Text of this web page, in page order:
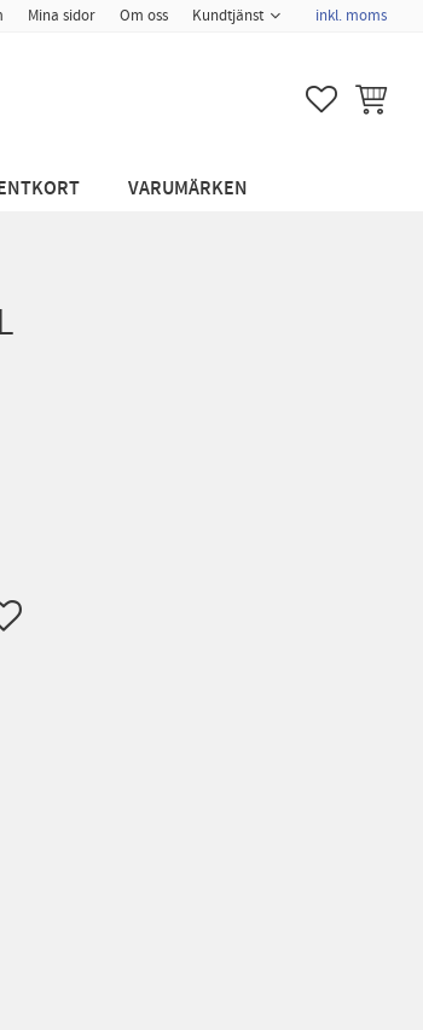
Mina sidor Om oss Kundtjänst inkl. moms
FAVORITER
VARUMÄRKEN
till i favoriter